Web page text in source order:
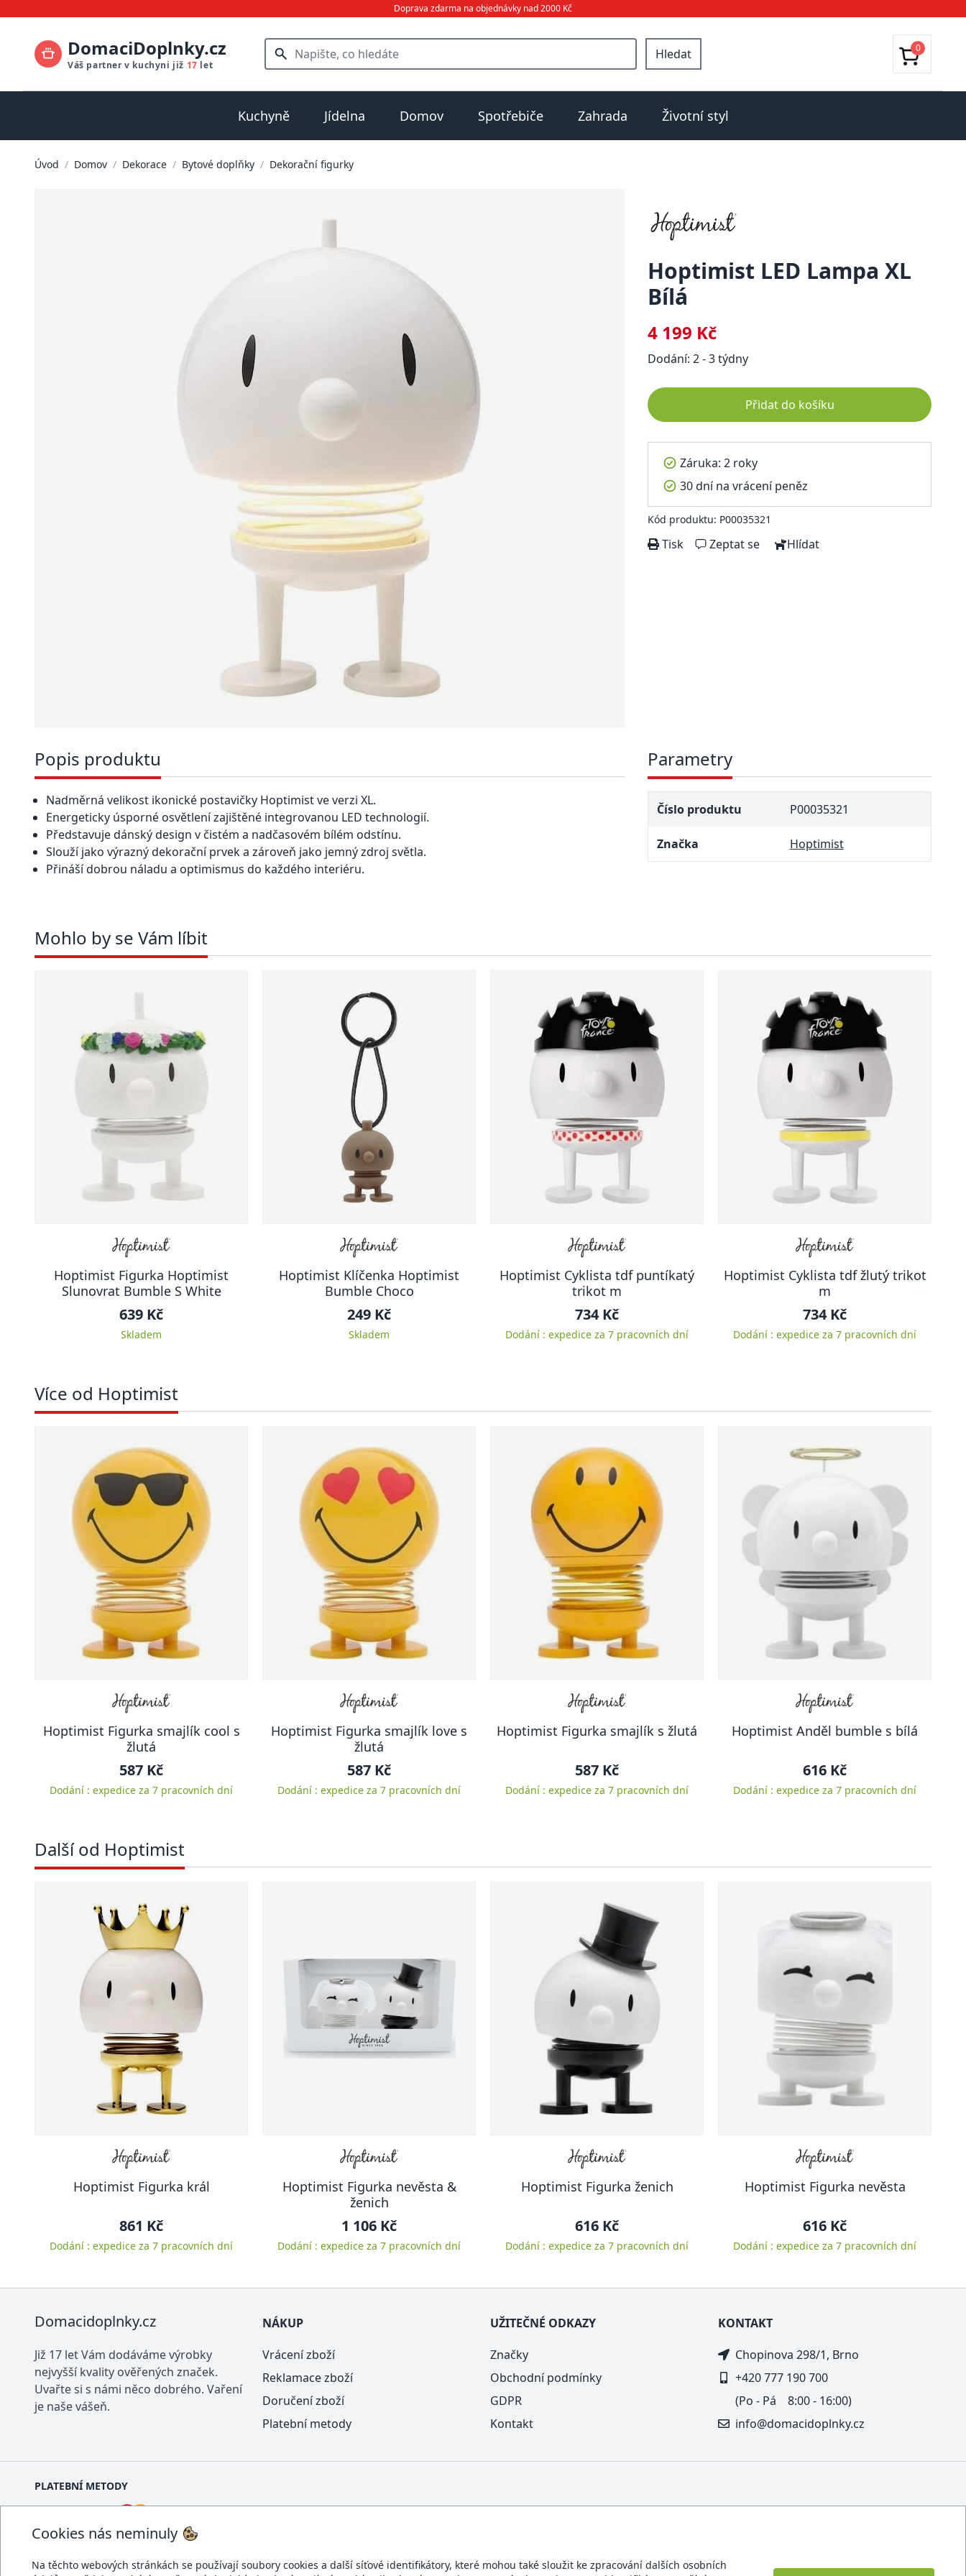
Doprava zdarma na objednávky nad 2000 Kč
DomaciDoplnky.cz
Váš partner v kuchyni již 17 let
Hledat 0
Kuchyně Jídelna Domov Spotřebiče Zahrada Životní styl
Úvod / Domov / Dekorace / Bytové doplňky / Dekorační figurky
Hoptimist LED Lampa XL
Bílá
4 199 Kč
Dodání: 2 - 3 týdny
Přidat do košíku
Záruka: 2 roky
30 dní na vrácení peněz
Kód produktu: P00035321
Tisk Zeptat se Hlídat
Popis produktu
Nadměrná velikost ikonické postavičky Hoptimist ve verzi XL.
Energeticky úsporné osvětlení zajištěné integrovanou LED technologií.
Představuje dánský design v čistém a nadčasovém bílém odstínu.
Slouží jako výrazný dekorační prvek a zároveň jako jemný zdroj světla.
Přináší dobrou náladu a optimismus do každého interiéru.
Parametry
Číslo produktu P00035321
Značka Hoptimist
Mohlo by se Vám líbit
Hoptimist Figurka Hoptimist
Slunovrat Bumble S White
639 Kč
Skladem
Hoptimist Klíčenka Hoptimist
Bumble Choco
249 Kč
Skladem
Hoptimist Cyklista tdf puntíkatý
trikot m
734 Kč
Dodání : expedice za 7 pracovních dní
Hoptimist Cyklista tdf žlutý trikot
m
734 Kč
Dodání : expedice za 7 pracovních dní
Více od Hoptimist
Hoptimist Figurka smajlík cool s
žlutá
587 Kč
Dodání : expedice za 7 pracovních dní
Hoptimist Figurka smajlík love s
žlutá
587 Kč
Dodání : expedice za 7 pracovních dní
Hoptimist Figurka smajlík s žlutá
587 Kč
Dodání : expedice za 7 pracovních dní
Hoptimist Anděl bumble s bílá
616 Kč
Dodání : expedice za 7 pracovních dní
Další od Hoptimist
Hoptimist Figurka král
861 Kč
Dodání : expedice za 7 pracovních dní
Hoptimist Figurka nevěsta &
ženich
1 106 Kč
Dodání : expedice za 7 pracovních dní
Hoptimist Figurka ženich
616 Kč
Dodání : expedice za 7 pracovních dní
Hoptimist Figurka nevěsta
616 Kč
Dodání : expedice za 7 pracovních dní
Cookies nás neminuly
Na těchto webových stránkách se používají soubory cookies a další síťové identifikátory, které mohou také sloužit ke zpracování dalších osobních
Domacidoplnky.cz
Již 17 let Vám dodáváme výrobky
nejvyšší kvality ověřených značek.
Uvařte si s námi něco dobrého. Vaření
je naše vášeň.
NÁKUP
Vrácení zboží
Reklamace zboží
Doručení zboží
Platební metody
UŽITEČNÉ ODKAZY
Značky
Obchodní podmínky
GDPR
Kontakt
KONTAKT
Chopinova 298/1, Brno
+420 777 190 700
(Po - Pá 8:00 - 16:00)
info@domacidoplnky.cz
PLATEBNÍ METODY